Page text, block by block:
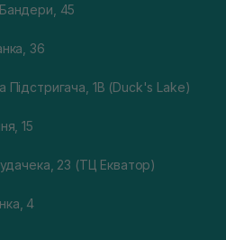
45
36
Підстригача, 1В (Duck's Lake)
15
23 (ТЦ Екватор)
4